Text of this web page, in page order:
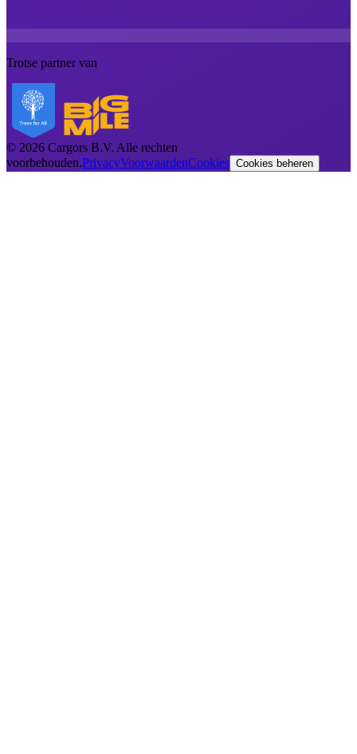
Trotse partner van
© 2026 Cargors B.V. Alle rechten
voorbehouden.PrivacyVoorwaardenCookies Cookies beheren